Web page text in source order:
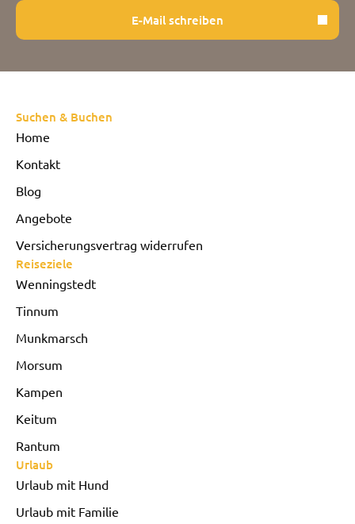
E-Mail schreiben
Suchen & Buchen
Home
Kontakt
Blog
Angebote
Versicherungsvertrag widerrufen
Reiseziele
Wenningstedt
Tinnum
Munkmarsch
Morsum
Kampen
Keitum
Rantum
Urlaub
Urlaub mit Hund
Urlaub mit Familie